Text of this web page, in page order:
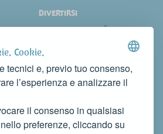
Cookie.
tecnici e, previo tuo consenso,
l’esperienza e analizzare il
il consenso in qualsiasi
preferenze, cliccando su
DIVERTIRSI
SHOPPING
NEWS
WEB TV
ATTIVITÀ
SU QUESTO SITO